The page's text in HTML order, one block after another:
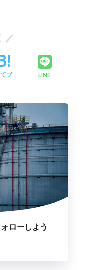
ブ LINE
ローしよう